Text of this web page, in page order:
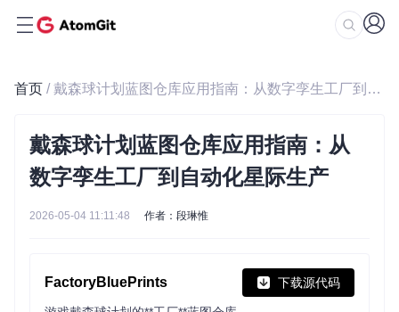
首页 / 戴森球计划蓝图仓库应用指南：从数字孪生工厂到自动化星际生产
戴森球计划蓝图仓库应用指南：从
数字孪生工厂到自动化星际生产
2026-05-04 11:11:48 作者：段琳惟
FactoryBluePrints 下载源代码